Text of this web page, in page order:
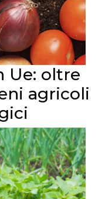
Ue: oltre
agricoli